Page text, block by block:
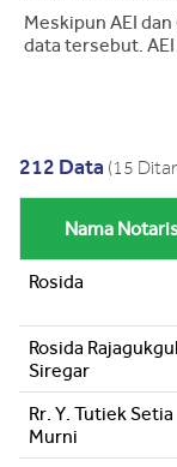
Meskipun AEI
data tersebut.
212 Data (15
Nama
Rosida
Rosida
Siregar
Rr. Y. Tutiek Setia
Murni